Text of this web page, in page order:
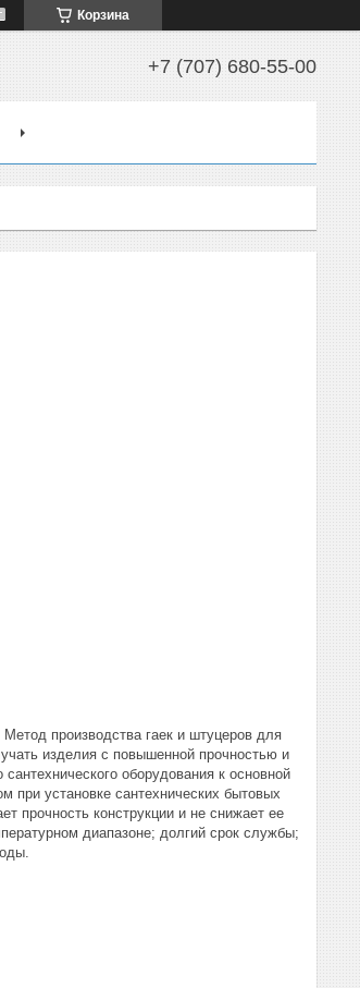
Корзина
+7 (707) 680-55-00
производства гаек и штуцеров для
изделия с повышенной прочностью и
оборудования к основной
при установке сантехнических бытовых
прочность конструкции и не снижает ее
диапазоне; долгий срок службы;